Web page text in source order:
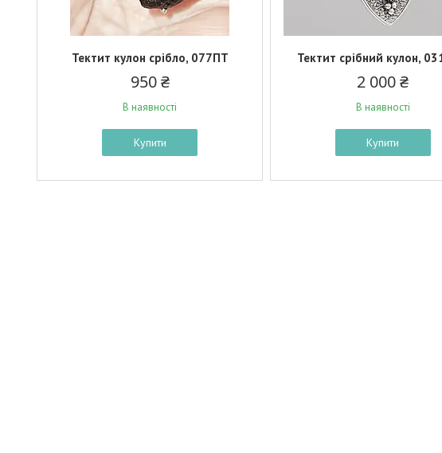
Тектит кулон срібло, 077ПТ
950 ₴
В наявності
Купити
Тектит срібний кулон,
2 000 ₴
В наявності
Купити